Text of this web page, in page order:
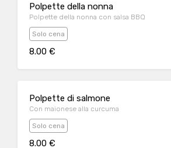
Polpette della nonna
Polpette della nonna con salsa BBQ
Solo cena
8.00 €
Polpette di salmone
Con maionese alla curcuma
Solo cena
8.00 €